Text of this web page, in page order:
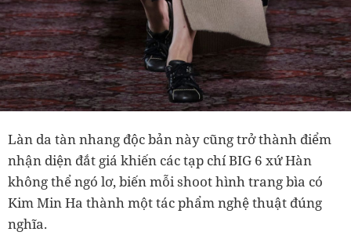
Làn da tàn nhang độc bản này cũng trở thành điểm
nhận diện đắt giá khiến các tạp chí BIG 6 xứ Hàn
không thể ngó lơ, biến mỗi shoot hình trang bìa có
Kim Min Ha thành một tác phẩm nghệ thuật đúng
nghĩa.